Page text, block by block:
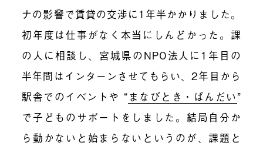
ナの影響で賃貸の交渉に1年半かかりました。
初年度は仕事がなく本当にしんどかった。課
の人に相談し、宮城県のNPO法人に1年目の
半年間はインターンさせてもらい、2年目から
駅舎でのイベントや “ まなびとき・ばんだい”
で子どものサポートをしました。結局自分か
ら動かないと始まらないというのが、課題と